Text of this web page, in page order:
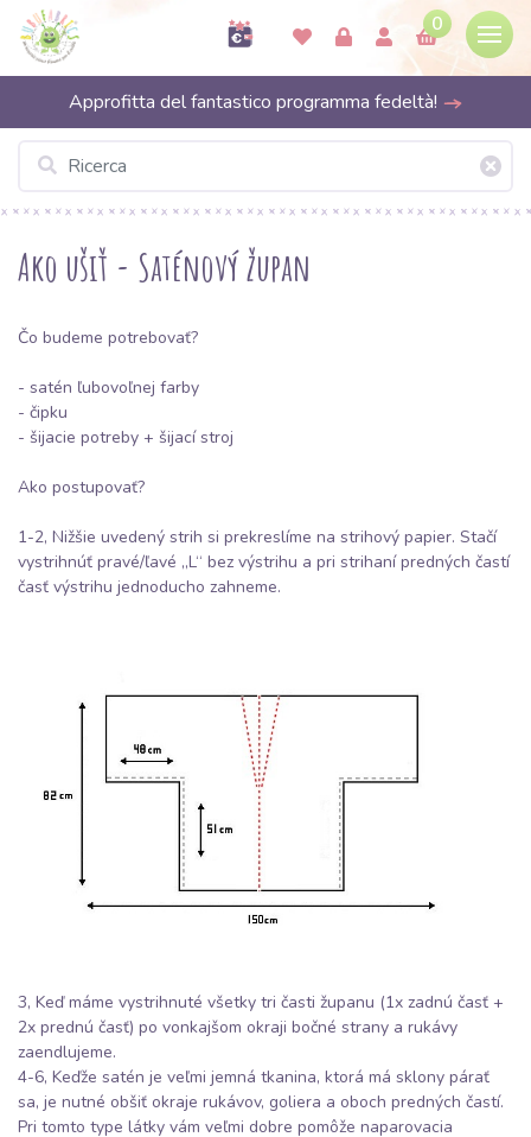
0
Approfitta del fantastico programma fedeltà!
Ako ušiť - Saténový župan
Čo budeme potrebovať?
- satén ľubovoľnej farby
- čipku
- šijacie potreby + šijací stroj
Ako postupovať?
1-2, Nižšie uvedený strih si prekreslíme na strihový papier. Stačí
vystrihnúť pravé/ľavé „L“ bez výstrihu a pri strihaní predných častí
časť výstrihu jednoducho zahneme.
3, Keď máme vystrihnuté všetky tri časti županu (1x zadnú časť +
2x prednú časť) po vonkajšom okraji bočné strany a rukávy
zaendlujeme.
4-6, Keďže satén je veľmi jemná tkanina, ktorá má sklony párať
sa, je nutné obšiť okraje rukávov, goliera a oboch predných častí.
Pri tomto type látky vám veľmi dobre pomôže naparovacia